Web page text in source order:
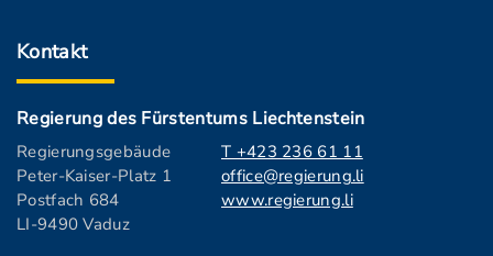
Kontakt
Regierung des Fürstentums Liechtenstein
Regierungsgebäude
Peter-Kaiser-Platz 1
Postfach 684
LI-9490 Vaduz
T +423 236 61 11
office@regierung.li
www.regierung.li